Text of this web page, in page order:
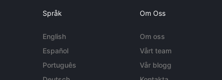
Språk
English
Español
Português
Om Oss
Om oss
Vårt team
Vår blogg